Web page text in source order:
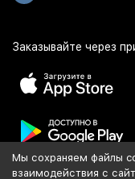
Заказывайте через
Популярное
Мы сохраняем файлы
взаимодействия с